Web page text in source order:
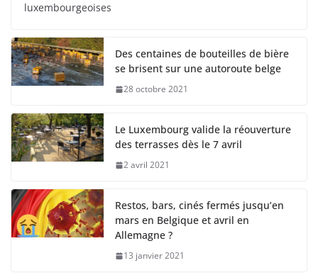
luxembourgeoises
Des centaines de bouteilles de bière
se brisent sur une autoroute belge
28 octobre 2021
Le Luxembourg valide la réouverture
des terrasses dès le 7 avril
2 avril 2021
Restos, bars, cinés fermés jusqu’en
mars en Belgique et avril en
Allemagne ?
13 janvier 2021